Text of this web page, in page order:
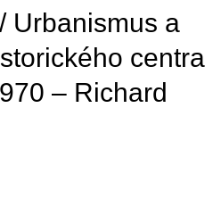
Urbanismus a
centra
– Richard